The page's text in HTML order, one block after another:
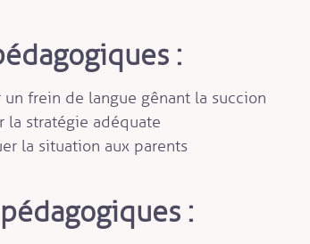
:
un frein de langue gênant la succion
la stratégie adéquate
la situation aux parents
: